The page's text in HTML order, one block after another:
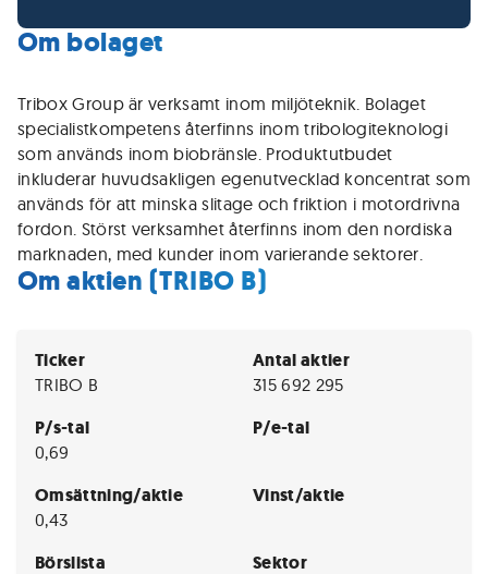
Om bolaget
Tribox Group är verksamt inom miljöteknik. Bolaget
specialistkompetens återfinns inom tribologiteknologi
som används inom biobränsle. Produktutbudet
inkluderar huvudsakligen egenutvecklad koncentrat som
används för att minska slitage och friktion i motordrivna
fordon. Störst verksamhet återfinns inom den nordiska
marknaden, med kunder inom varierande sektorer.
Om aktien (TRIBO B)
Ticker
TRIBO B
Antal aktier
315 692 295
P/s-tal
0,69
P/e-tal
Omsättning/aktie
0,43
Vinst/aktie
Börslista Sektor